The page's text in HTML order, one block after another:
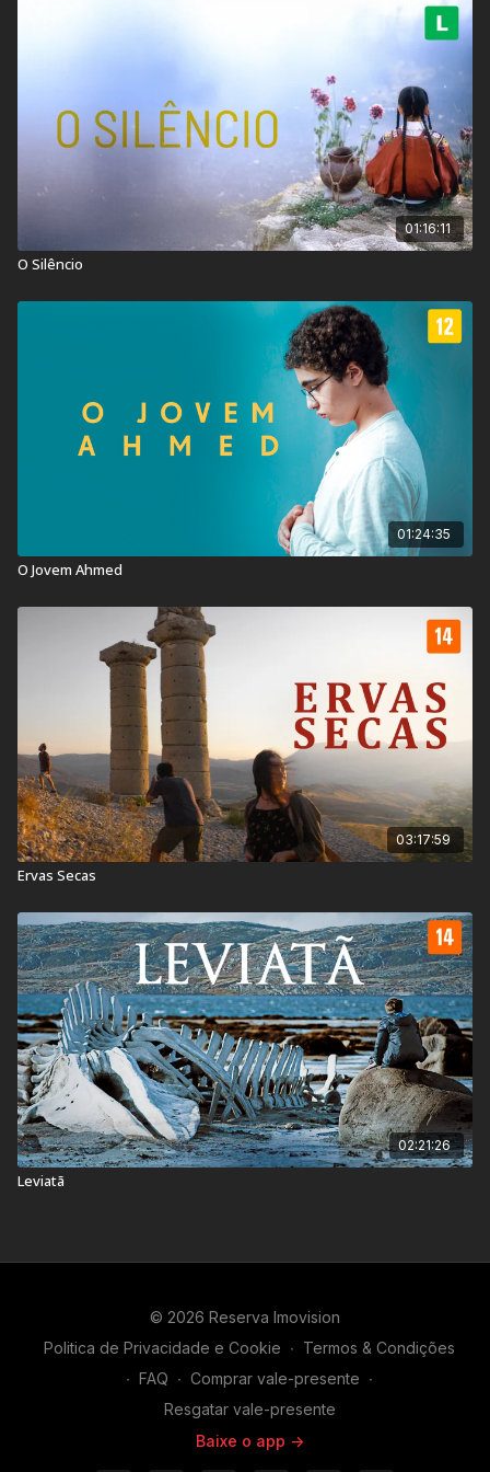
Contém: Conteúdo Sexual, Linguagem Imprópria & Violência
Duração: 114 min
2013
01:16:11
O Silêncio
01:24:35
O Jovem Ahmed
03:17:59
Ervas Secas
02:21:26
Leviatã
© 2026 Reserva Imovision
Politica de Privacidade e Cookie ∙ Termos & Condições
∙ FAQ ∙ Comprar vale-presente ∙
Resgatar vale-presente
Baixe o app ->